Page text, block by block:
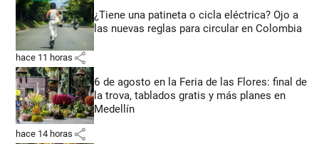
¿Tiene una patineta o cicla eléctrica? Ojo a
las nuevas reglas para circular en Colombia
hace 11 horas share
6 de agosto en la Feria de las Flores: final de
la trova, tablados gratis y más planes en
Medellín
hace 14 horas share